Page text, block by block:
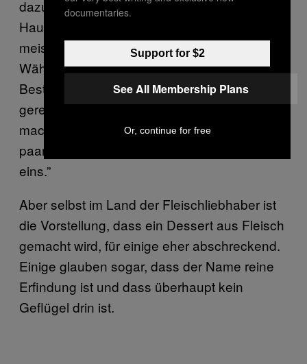
dazu. Es ist fast unmöglich, das so gut zu
Hause zu machen, deshalb kaufen die
meisten es hier zum Mitnehmen.” Stimmt:
Während meines Besuchs wird eine
Bestellung nach der anderen über die Theke
gereicht. „Versuch mal, das zu Hause zu
machen, du wirst schon sehen. Nach ein
paar Minuten kommst du hierher und holst dir
eins.”
Aber selbst im Land der Fleischliebhaber ist
die Vorstellung, dass ein Dessert aus Fleisch
gemacht wird, für einige eher abschreckend.
Einige glauben sogar, dass der Name reine
Erfindung ist und dass überhaupt kein
Geflügel drin ist.
documentaries.
Support for $2
See All Membership Plans
Or, continue for free